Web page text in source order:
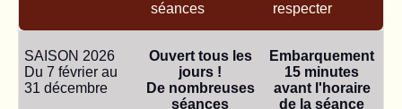
séances
respecter
SAISON 2026
Du 7 février au
31 décembre
Ouvert tous les
jours !
De nombreuses
séances
Embarquement
15 minutes
avant l'horaire
de la séance